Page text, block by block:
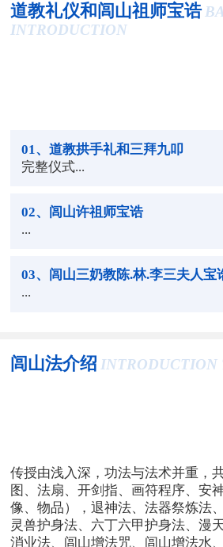
道教礼仪和闾山祖师宝诰
INTRODUCTION
01 、道教拱手礼和三拜九叩
完整仪式...
02、闾山许祖师宝诰
...
03、闾山三奶教陈.林.李三夫人宝
...
闾山法介绍 INTRODUCTION
传授由浅入深，功法与法术并重，
图、法扇、开剑指、画符程序、安
像、物品），退神法、法器祭炼法
灵兽护身法、六丁六甲护身法、漫
消业法、闾山增法咒、闾山增法水